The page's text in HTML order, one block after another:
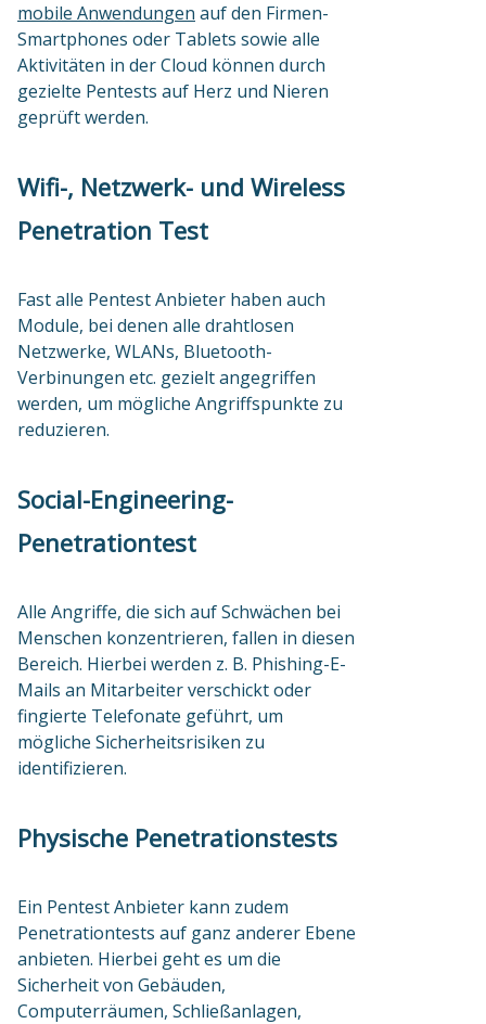
mobile Anwendungen auf den Firmen-
Smartphones oder Tablets sowie alle
Aktivitäten in der Cloud können durch
gezielte Pentests auf Herz und Nieren
geprüft werden.
Wifi-, Netzwerk- und Wireless
Penetration Test
Fast alle Pentest Anbieter haben auch
Module, bei denen alle drahtlosen
Netzwerke, WLANs, Bluetooth-
Verbinungen etc. gezielt angegriffen
werden, um mögliche Angriffspunkte zu
reduzieren.
Social-Engineering-
Penetrationtest
Alle Angriffe, die sich auf Schwächen bei
Menschen konzentrieren, fallen in diesen
Bereich. Hierbei werden z. B. Phishing-E-
Mails an Mitarbeiter verschickt oder
fingierte Telefonate geführt, um
mögliche Sicherheitsrisiken zu
identifizieren.
Physische Penetrationstests
Ein Pentest Anbieter kann zudem
Penetrationtests auf ganz anderer Ebene
anbieten. Hierbei geht es um die
Sicherheit von Gebäuden,
Computerräumen, Schließanlagen,